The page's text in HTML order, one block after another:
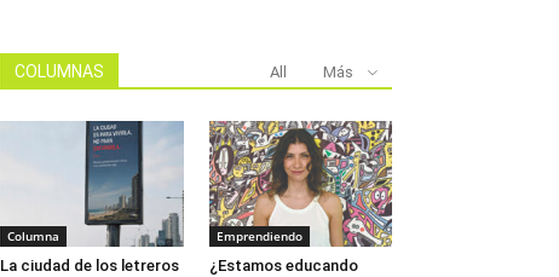
COLUMNAS All Más
Columna
La ciudad de los letreros
Emprendiendo
¿Estamos educando